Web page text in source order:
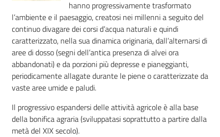
hanno progressivamente trasformato
l’ambiente e il paesaggio, creatosi nei millenni a seguito del
continuo divagare dei corsi d’acqua naturali e quindi
caratterizzato, nella sua dinamica originaria, dall’alternarsi di
aree di dosso (segni dell’antica presenza di alvei ora
abbandonati) e da porzioni più depresse e pianeggianti,
periodicamente allagate durante le piene o caratterizzate da
vaste aree umide e paludi.
Il progressivo espandersi delle attività agricole è alla base
della bonifica agraria (sviluppatasi soprattutto a partire dalla
metà del XIX secolo).